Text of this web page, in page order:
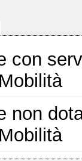
con
non